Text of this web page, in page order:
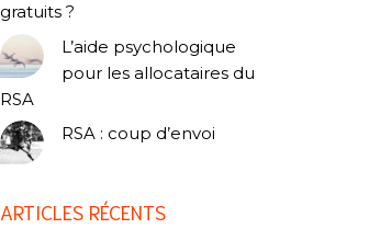
gratuits ?
L’aide psychologique
pour les allocataires du
RSA
RSA : coup d’envoi
ARTICLES RÉCENTS